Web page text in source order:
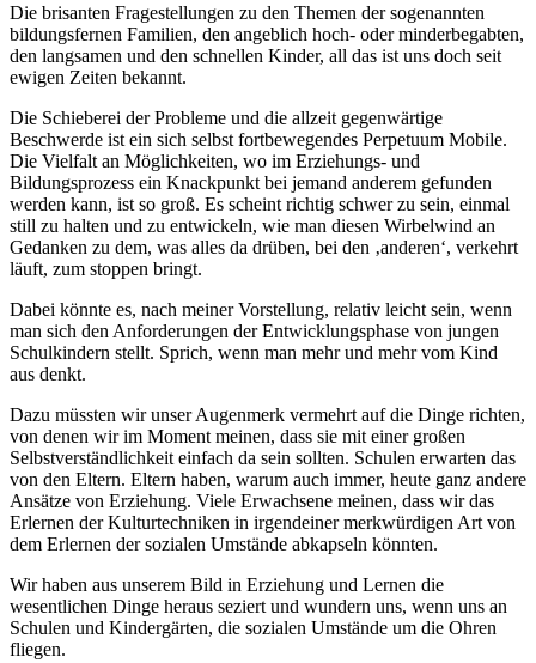
Die brisanten Fragestellungen zu den Themen der sogenannten
bildungsfernen Familien, den angeblich hoch- oder minderbegabten,
den langsamen und den schnellen Kinder, all das ist uns doch seit
ewigen Zeiten bekannt.
Die Schieberei der Probleme und die allzeit gegenwärtige
Beschwerde ist ein sich selbst fortbewegendes Perpetuum Mobile.
Die Vielfalt an Möglichkeiten, wo im Erziehungs- und
Bildungsprozess ein Knackpunkt bei jemand anderem gefunden
werden kann, ist so groß. Es scheint richtig schwer zu sein, einmal
still zu halten und zu entwickeln, wie man diesen Wirbelwind an
Gedanken zu dem, was alles da drüben, bei den ‚anderen‘, verkehrt
läuft, zum stoppen bringt.
Dabei könnte es, nach meiner Vorstellung, relativ leicht sein, wenn
man sich den Anforderungen der Entwicklungsphase von jungen
Schulkindern stellt. Sprich, wenn man mehr und mehr vom Kind
aus denkt.
Dazu müssten wir unser Augenmerk vermehrt auf die Dinge richten,
von denen wir im Moment meinen, dass sie mit einer großen
Selbstverständlichkeit einfach da sein sollten. Schulen erwarten das
von den Eltern. Eltern haben, warum auch immer, heute ganz andere
Ansätze von Erziehung. Viele Erwachsene meinen, dass wir das
Erlernen der Kulturtechniken in irgendeiner merkwürdigen Art von
dem Erlernen der sozialen Umstände abkapseln könnten.
Wir haben aus unserem Bild in Erziehung und Lernen die
wesentlichen Dinge heraus seziert und wundern uns, wenn uns an
Schulen und Kindergärten, die sozialen Umstände um die Ohren
fliegen.